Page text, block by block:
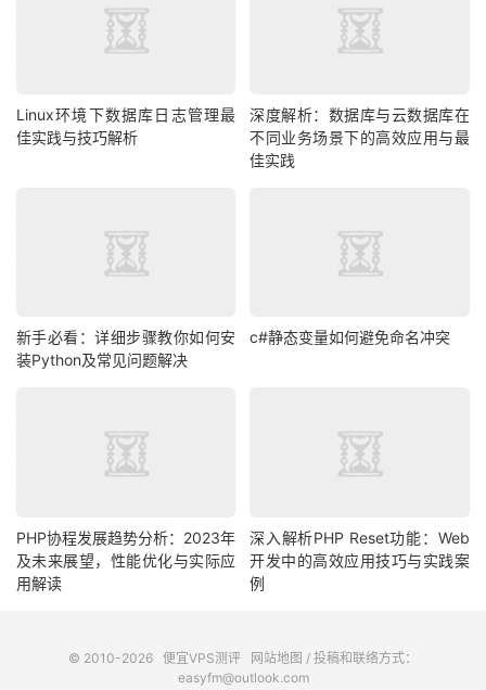
Linux环境下数据库日志管理最
佳实践与技巧解析
深度解析：数据库与云数据库在
不同业务场景下的高效应用与最
佳实践
新手必看：详细步骤教你如何安
装Python及常见问题解决
c#静态变量如何避免命名冲突
PHP协程发展趋势分析：2023年
及未来展望，性能优化与实际应
用解读
深入解析PHP Reset功能：Web
开发中的高效应用技巧与实践案
例
© 2010-2026 便宜VPS测评 网站地图 / 投稿和联络方式：
easyfm@outlook.com